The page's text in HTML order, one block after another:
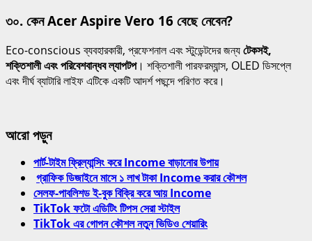
৩০. কেন Acer Aspire Vero 16 বেছে নেবেন?
Eco-conscious ব্যবহারকারী, প্রফেশনাল এবং স্টুডেন্টদের জন্যটেকসই,
শক্তিশালী এবং পরিবেশবান্ধব ল্যাপটপ। শক্তিশালী পারফরম্যান্স, OLED ডিসপ্লে
এবং দীর্ঘ ব্যাটারি লাইফ এটিকে একটি আদর্শ পছন্দে পরিণত করে।
আরো পড়ুন
পার্ট-টাইম ফ্রিল্যান্সিং করে Income বাড়ানোর উপায়
গ্রাফিক ডিজাইনে মাসে ১ লাখ টাকা Income করার কৌশল
সেলফ-পাবলিশড ই-বুক বিক্রি করে আয় Income
TikTok ফটো এডিটিং টিপস সেরা স্টাইল
TikTok এর গোপন কৌশল নতুন ভিডিও শেয়ারিং